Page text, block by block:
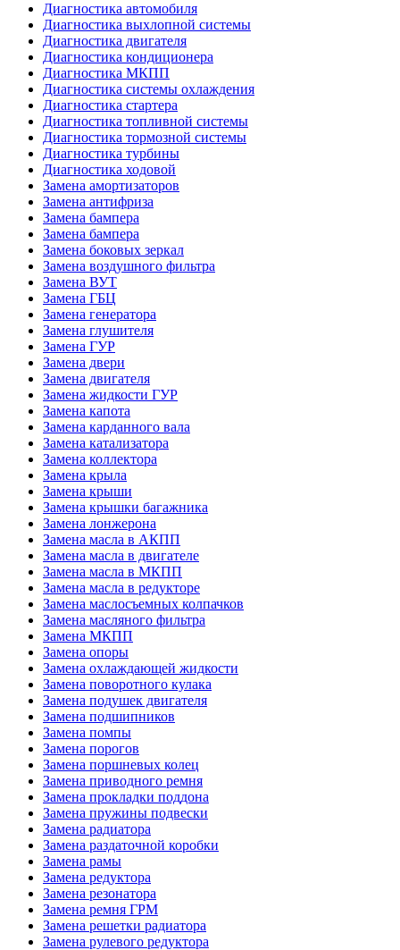
Диагностика автомобиля
Диагностика выхлопной системы
Диагностика двигателя
Диагностика кондиционера
Диагностика МКПП
Диагностика системы охлаждения
Диагностика стартера
Диагностика топливной системы
Диагностика тормозной системы
Диагностика турбины
Диагностика ходовой
Замена амортизаторов
Замена антифриза
Замена бампера
Замена бампера
Замена боковых зеркал
Замена воздушного фильтра
Замена ВУТ
Замена ГБЦ
Замена генератора
Замена глушителя
Замена ГУР
Замена двери
Замена двигателя
Замена жидкости ГУР
Замена капота
Замена карданного вала
Замена катализатора
Замена коллектора
Замена крыла
Замена крыши
Замена крышки багажника
Замена лонжерона
Замена масла в АКПП
Замена масла в двигателе
Замена масла в МКПП
Замена масла в редукторе
Замена маслосъемных колпачков
Замена масляного фильтра
Замена МКПП
Замена опоры
Замена охлаждающей жидкости
Замена поворотного кулака
Замена подушек двигателя
Замена подшипников
Замена помпы
Замена порогов
Замена поршневых колец
Замена приводного ремня
Замена прокладки поддона
Замена пружины подвески
Замена радиатора
Замена раздаточной коробки
Замена рамы
Замена редуктора
Замена резонатора
Замена ремня ГРМ
Замена решетки радиатора
Замена рулевого редуктора